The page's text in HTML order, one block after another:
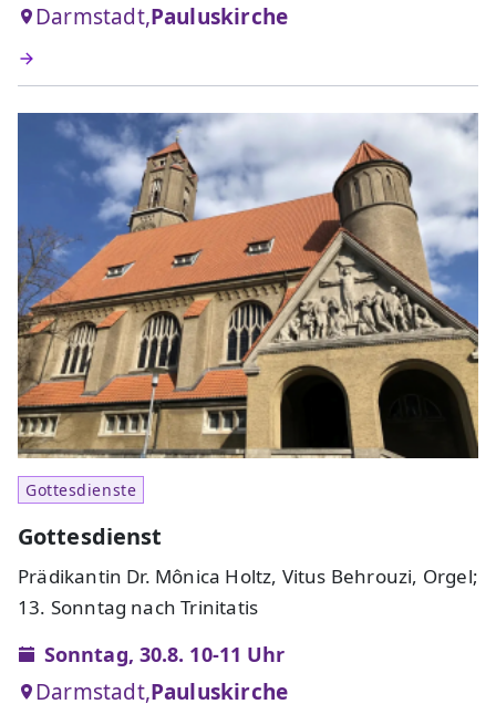
Darmstadt,Pauluskirche
Gottesdienste
Gottesdienst
Prädikantin Dr. Mônica Holtz, Vitus Behrouzi, Orgel;
13. Sonntag nach Trinitatis
Sonntag, 30.8. 10-11 Uhr
Darmstadt,Pauluskirche